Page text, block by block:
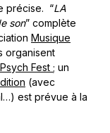
précise. “LA
son” complète
Musique
organisent
Fest ; un
(avec
est prévue à la